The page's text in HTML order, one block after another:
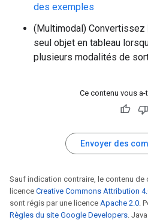
des exemples
(Multimodal) Convertissez
seul objet en tableau
plusieurs modalités de
Ce contenu vous a-
Envoyer des
Sauf indication contraire, le contenu de
licence Creative Commons Attribution
sont régis par une licence Apache 2.0.
Règles du site Google Developers.